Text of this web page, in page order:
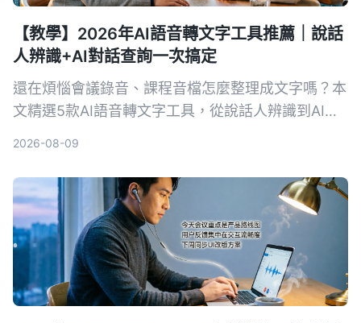
【教學】2026年AI語音轉文字工具推薦｜說話
人辨識+AI對話查詢一次搞定
還在煩惱會議錄音、課程音檔怎麼整理成文字嗎？本
文精選5款AI語音轉文字工具，從說話人辨識到AI對
2026-08-09